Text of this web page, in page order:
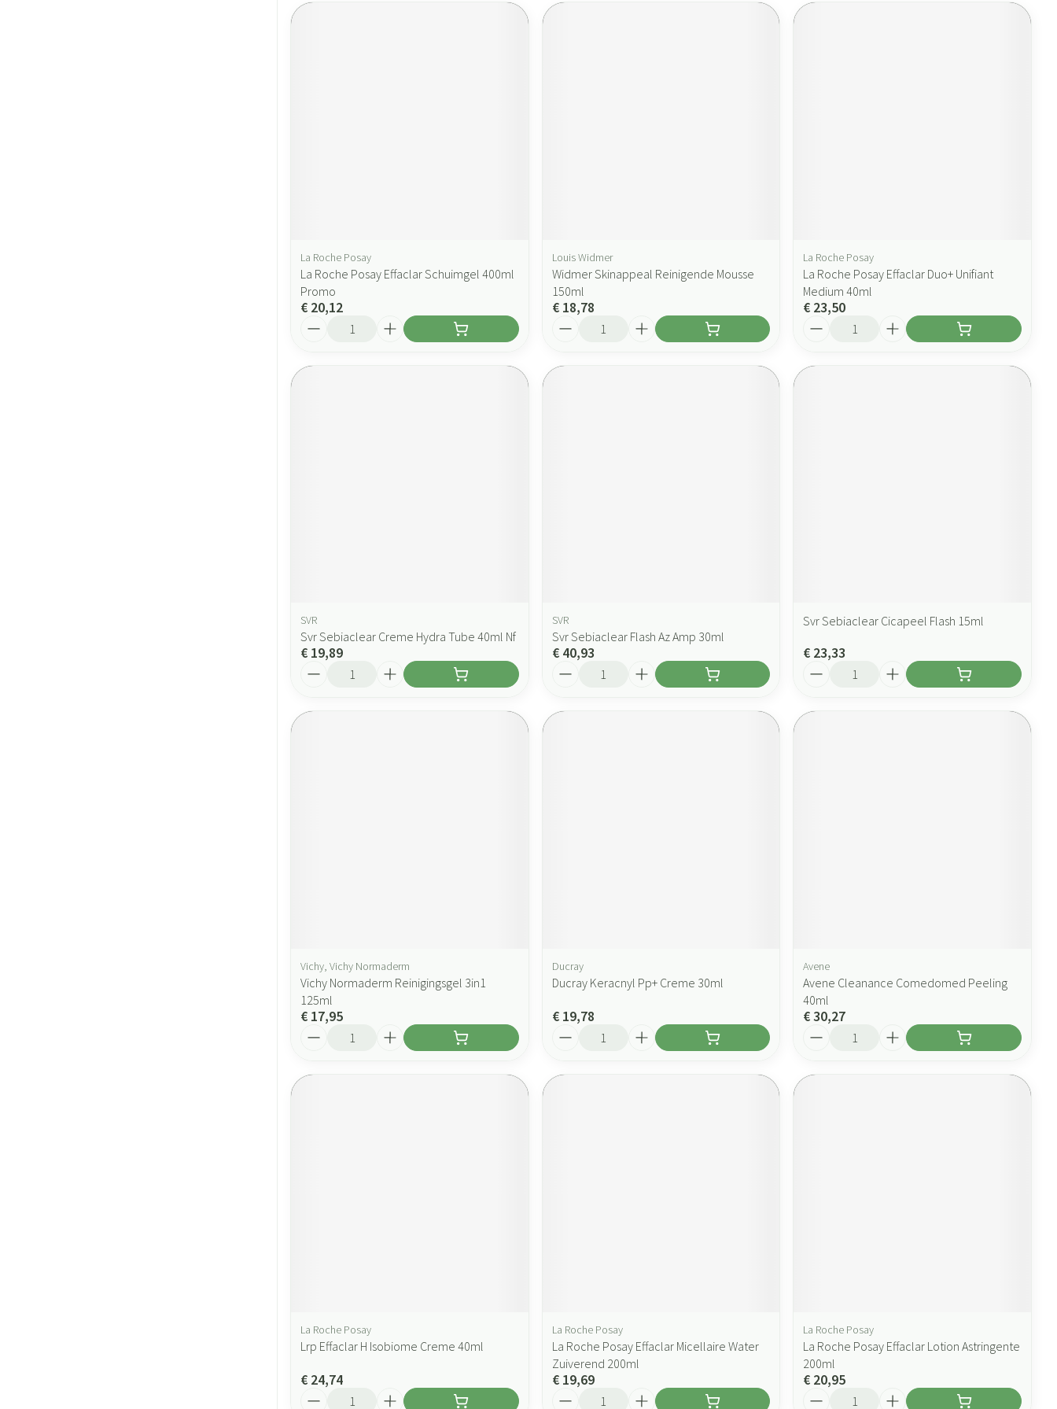
La Roche Posay
La Roche Posay Effaclar Schuimgel 400ml
Promo
€ 20,12
Louis Widmer
Widmer Skinappeal Reinigende Mousse
150ml
€ 18,78
La Roche Posay
La Roche Posay Effaclar Duo+ Unifiant
Medium 40ml
€ 23,50
SVR
Svr Sebiaclear Creme Hydra Tube 40ml Nf
€ 19,89
SVR
Svr Sebiaclear Flash Az Amp 30ml
€ 40,93
Svr Sebiaclear Cicapeel Flash 15ml
€ 23,33
Vichy, Vichy Normaderm
Vichy Normaderm Reinigingsgel 3in1
125ml
€ 17,95
Ducray
Ducray Keracnyl Pp+ Creme 30ml
€ 19,78
Avene
Avene Cleanance Comedomed Peeling
40ml
€ 30,27
La Roche Posay
Lrp Effaclar H Isobiome Creme 40ml
€ 24,74
La Roche Posay
La Roche Posay Effaclar Micellaire Water
Zuiverend 200ml
€ 19,69
La Roche Posay
La Roche Posay Effaclar Lotion Astringente
200ml
€ 20,95